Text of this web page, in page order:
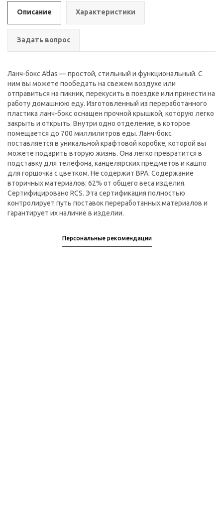
Описание Характеристики
Задать вопрос
Ланч-бокс Atlas — простой, стильный и функциональный. С
ним вы можете пообедать на свежем воздухе или
отправиться на пикник, перекусить в поездке или принести на
работу домашнюю еду. Изготовленный из переработанного
пластика ланч-бокс оснащен прочной крышкой, которую легко
закрыть и открыть. Внутри одно отделение, в которое
помещается до 700 миллилитров еды. Ланч-бокс
поставляется в уникальной крафтовой коробке, которой вы
можете подарить вторую жизнь. Она легко превратится в
подставку для телефона, канцелярских предметов и кашпо
для горшочка с цветком. Не содержит BPA. Содержание
вторичных материалов: 62% от общего веса изделия.
Сертифицировано RCS. Эта сертификация полностью
контролирует путь поставок переработанных материалов и
гарантирует их наличие в изделии.
Персональные рекомендации